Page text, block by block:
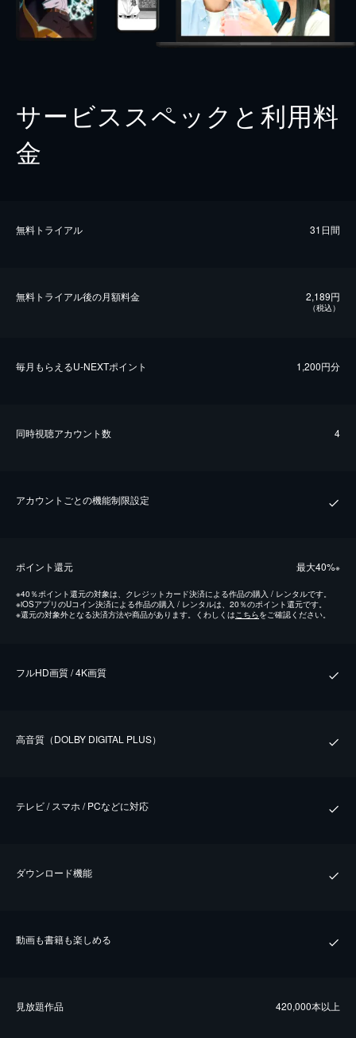
サービススペックと利用料
金
無料トライアル 31日間
無料トライアル後の⽉額料金 2,189円
（税込）
毎⽉もらえるU-NEXTポイント 1,200円分
同時視聴アカウント数 4
アカウントごとの機能制限設定
ポイント還元 最⼤40%※
※40％ポイント還元の対象は、クレジットカード決済による作品の購入 / レンタルです。
※iOSアプリのUコイン決済による作品の購入 / レンタルは、20％のポイント還元です。
※還元の対象外となる決済方法や商品があります。くわしくはこちらをご確認ください。
フルHD画質 / 4K画質
⾼⾳質（DOLBY DIGITAL PLUS）
テレビ / スマホ / PCなどに対応
ダウンロード機能
動画も書籍も楽しめる
⾒放題作品 420,000本以上